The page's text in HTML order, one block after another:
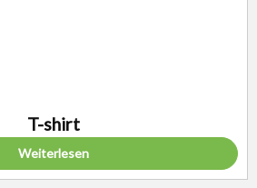
T-shirt
Weiterlesen